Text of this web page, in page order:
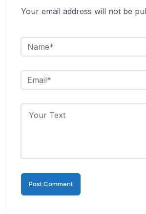
Your email address will not be